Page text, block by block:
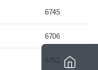
6745
6706
6752